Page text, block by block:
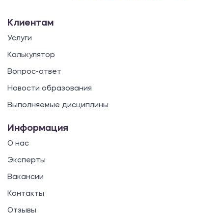
Клиентам
Услуги
Калькулятор
Вопрос-ответ
Новости образования
Выполняемые дисциплины
Информация
О нас
Эксперты
Вакансии
Контакты
Отзывы